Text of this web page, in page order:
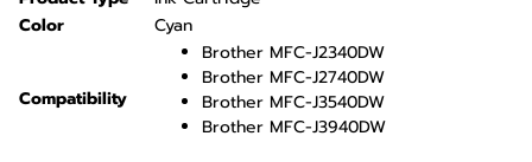
Color
Cyan
Compatibility
Brother MFC-J2340DW
Brother MFC-J2740DW
Brother MFC-J3540DW
Brother MFC-J3940DW